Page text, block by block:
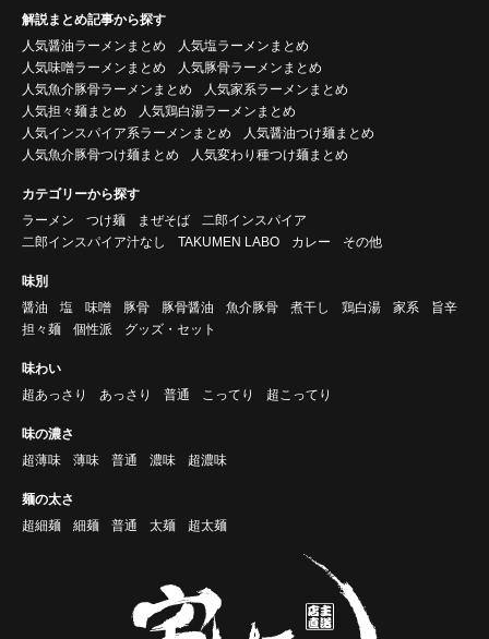
解説まとめ記事から探す
人気醤油ラーメンまとめ
人気塩ラーメンまとめ
人気味噌ラーメンまとめ
人気豚骨ラーメンまとめ
人気魚介豚骨ラーメンまとめ
人気家系ラーメンまとめ
人気担々麺まとめ
人気鶏白湯ラーメンまとめ
人気インスパイア系ラーメンまとめ
人気醤油つけ麺まとめ
人気魚介豚骨つけ麺まとめ
人気変わり種つけ麺まとめ
カテゴリーから探す
ラーメン
つけ麺 まぜそば
二郎インスパイア
二郎インスパイア汁なし
TAKUMEN LABO カレー その他
味別
醤油
塩 味噌 豚骨 豚骨醤油 魚介豚骨 煮干し 鶏白湯 家系
旨辛
担々麺
個性派 グッズ・セット
味わい
超あっさり
あっさり 普通 こってり 超こってり
味の濃さ
超薄味
薄味 普通 濃味 超濃味
麺の太さ
超細麺
細麺 普通 太麺 超太麺